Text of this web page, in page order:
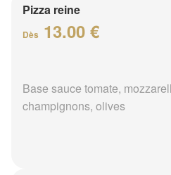
Pizza reine
Dès 13.00 €
Base sauce tomate,
champignons, olives